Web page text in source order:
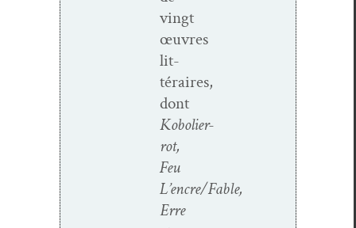
vingt
œuvres
lit­
téraires,
dont
Kobolier­
rot,
Feu
L’encre/Fable,
Erre